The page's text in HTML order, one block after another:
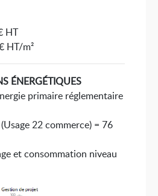
HT
HT/m²
ÉNERGÉTIQUES
primaire réglementaire
22 commerce) = 76
et consommation niveau